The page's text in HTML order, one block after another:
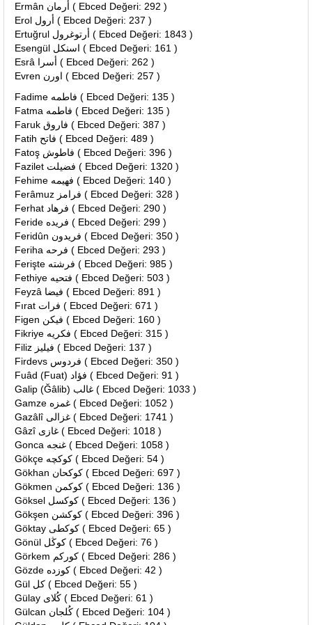
Ermân أرمان ( Ebced Değeri: 292 )
Erol أرول ( Ebced Değeri: 237 )
Ertuğrul أرتوغرول ( Ebced Değeri: 1843 )
Esengül اسنكل ( Ebced Değeri: 161 )
Esrâ أسرا ( Ebced Değeri: 262 )
Evren اورن ( Ebced Değeri: 257 )
Fadime فاطمه ( Ebced Değeri: 135 )
Fatma فاطمه ( Ebced Değeri: 135 )
Faruk فاروق ( Ebced Değeri: 387 )
Fatih فاتح ( Ebced Değeri: 489 )
Fatoş فاطوش ( Ebced Değeri: 396 )
Fazilet فضيلت ( Ebced Değeri: 1320 )
Fehime فهيمه ( Ebced Değeri: 140 )
Ferâmuz فرامز ( Ebced Değeri: 328 )
Ferhat فرهاد ( Ebced Değeri: 290 )
Feride فريده ( Ebced Değeri: 299 )
Feridûn فريدون ( Ebced Değeri: 350 )
Feriha فرحه ( Ebced Değeri: 293 )
Ferişte فرشته ( Ebced Değeri: 985 )
Fethiye فتحيه ( Ebced Değeri: 503 )
Feyzâ فيضا ( Ebced Değeri: 891 )
Fırat فرات ( Ebced Değeri: 671 )
Figen فيكن ( Ebced Değeri: 160 )
Fikriye فكريه ( Ebced Değeri: 315 )
Filiz فيليز ( Ebced Değeri: 137 )
Firdevs فردوس ( Ebced Değeri: 350 )
Fuâd (Fuat) فؤاد ( Ebced Değeri: 91 )
Galip (Ğâlib) غالب ( Ebced Değeri: 1033 )
Gamze غمزه ( Ebced Değeri: 1052 )
Gazâlî غزالى ( Ebced Değeri: 1741 )
Gâzî غازى ( Ebced Değeri: 1018 )
Gonca غنجه ( Ebced Değeri: 1058 )
Gökçe كوكچه ( Ebced Değeri: 54 )
Gökhan كوكحان ( Ebced Değeri: 697 )
Gökmen كوكمن ( Ebced Değeri: 136 )
Göksel كوكسل ( Ebced Değeri: 136 )
Gökşen كوكشن ( Ebced Değeri: 396 )
Göktay كوكطى ( Ebced Değeri: 65 )
Gönül كوڭل ( Ebced Değeri: 76 )
Görkem كوركم ( Ebced Değeri: 286 )
Gözde كوزده ( Ebced Değeri: 42 )
Gül كل ( Ebced Değeri: 55 )
Gülay كُلاى ( Ebced Değeri: 61 )
Gülcan كُلجان ( Ebced Değeri: 104 )